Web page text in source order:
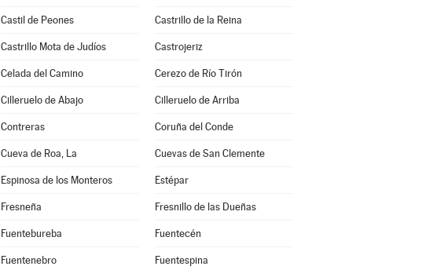
Castil de Peones Castrillo de la Reina
Castrillo Mota de Judíos Castrojeriz
Celada del Camino Cerezo de Río Tirón
Cilleruelo de Abajo Cilleruelo de Arriba
Contreras Coruña del Conde
Cueva de Roa, La Cuevas de San Clemente
Espinosa de los Monteros Estépar
Fresneña Fresnillo de las Dueñas
Fuentebureba Fuentecén
Fuentenebro Fuentespina